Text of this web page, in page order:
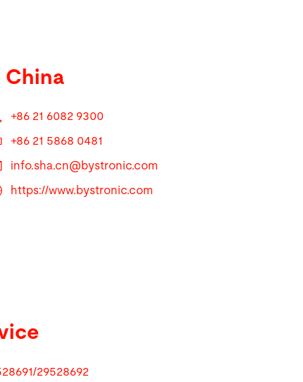
China
+86 21 6082 9300
+86 21 5868 0481
info.sha.cn@bystronic.com
https://www.bystronic.com
29528692